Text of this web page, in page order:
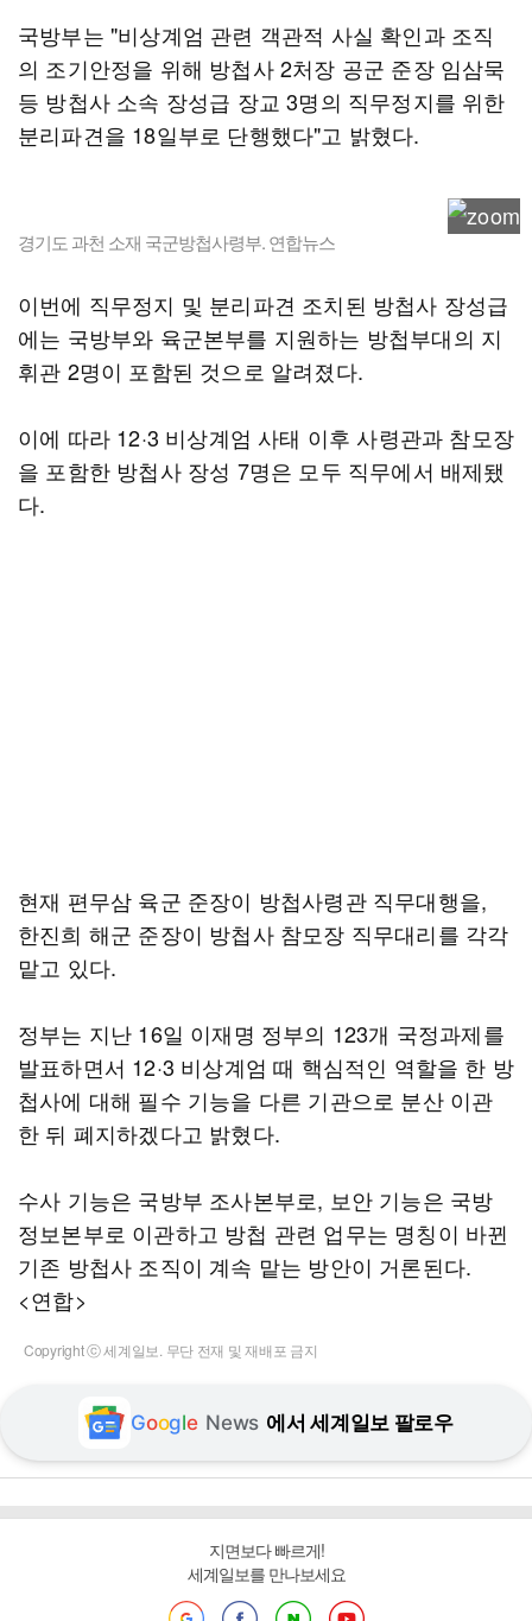
국방부는 "비상계엄 관련 객관적 사실 확인과 조직
의 조기안정을 위해 방첩사 2처장 공군 준장 임삼묵
등 방첩사 소속 장성급 장교 3명의 직무정지를 위한
분리파견을 18일부로 단행했다"고 밝혔다.
경기도 과천 소재 국군방첩사령부. 연합뉴스
이번에 직무정지 및 분리파견 조치된 방첩사 장성급
에는 국방부와 육군본부를 지원하는 방첩부대의 지
휘관 2명이 포함된 것으로 알려졌다.
이에 따라 12·3 비상계엄 사태 이후 사령관과 참모장
을 포함한 방첩사 장성 7명은 모두 직무에서 배제됐
다.
현재 편무삼 육군 준장이 방첩사령관 직무대행을,
한진희 해군 준장이 방첩사 참모장 직무대리를 각각
맡고 있다.
정부는 지난 16일 이재명 정부의 123개 국정과제를
발표하면서 12·3 비상계엄 때 핵심적인 역할을 한 방
첩사에 대해 필수 기능을 다른 기관으로 분산 이관
한 뒤 폐지하겠다고 밝혔다.
수사 기능은 국방부 조사본부로, 보안 기능은 국방
정보본부로 이관하고 방첩 관련 업무는 명칭이 바뀐
기존 방첩사 조직이 계속 맡는 방안이 거론된다.
<연합>
Copyright ⓒ 세계일보. 무단 전재 및 재배포 금지
Google News 에서 세계일보 팔로우
지면보다 빠르게!
세계일보를 만나보세요